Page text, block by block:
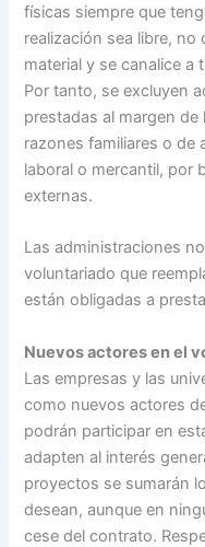
físicas siempre que
realización sea libre,
material y se canalice a
Por tanto, se excluyen
prestadas al margen
razones familiares o de
laboral o mercantil, por
externas.
Las administraciones
voluntariado que
están obligadas a
Nuevos actores en el
Las empresas y las
como nuevos actores
podrán participar en
adapten al interés
proyectos se sumarán
desean, aunque en
cese del contrato.